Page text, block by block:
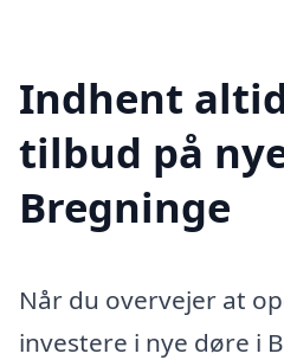
Indhent
tilbud på
Bregninge
Når du overvejer at
investere i nye døre i